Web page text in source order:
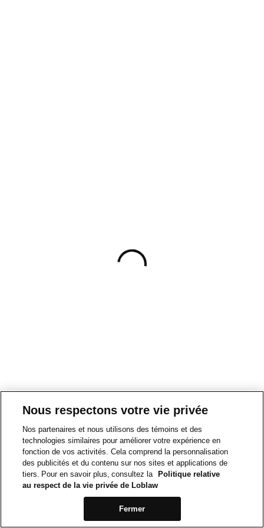
Nous respectons votre vie privée
Nos partenaires et nous utilisons des témoins et des
technologies similaires pour améliorer votre expérience en
fonction de vos activités. Cela comprend la personnalisation
des publicités et du contenu sur nos sites et applications de
tiers. Pour en savoir plus, consultez la
Politique relative
au respect de la vie privée de Loblaw
Fermer